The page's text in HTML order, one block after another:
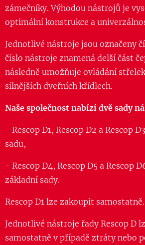
zámečníky. Výhodou nástrojů je
optimální konstrukce a
Jednotlivé nástroje jsou označeny
číslo nástroje znamená delší část
následně umožňuje ovládání
silnějších dveřních křídlech.
Naše společnost nabízí dvě sady
- Rescop D1, Rescop D2 a Rescop
sadu,
- Rescop D4, Rescop D5 a Rescop
základní sady.
Rescop D1 lze zakoupit samostatně.
Jednotlivé nástroje řady Rescop D
samostatně v případě ztráty nebo